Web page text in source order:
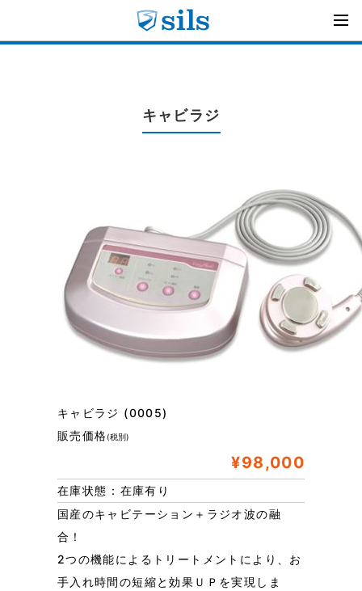
キャビラジ
キャビラジ (0005)
販売価格(税別)
¥98,000
在庫状態 : 在庫有り
国産のキャビテーション＋ラジオ波の融
合！
2つの機能によるトリートメントにより、お
手入れ時間の短縮と効果ＵＰを実現しま